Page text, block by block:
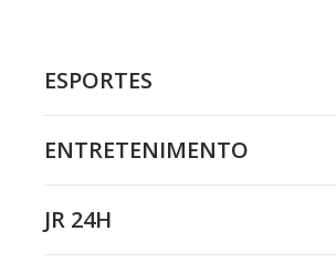
ESPORTES
ENTRETENIMENTO
JR 24H